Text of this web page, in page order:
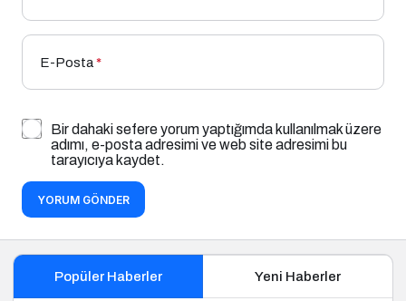
E-Posta*
Bir dahaki sefere yorum yaptığımda kullanılmak üzere
adımı, e-posta adresimi ve web site adresimi bu
tarayıcıya kaydet.
YORUM GÖNDER
Popüler Haberler Yeni Haberler